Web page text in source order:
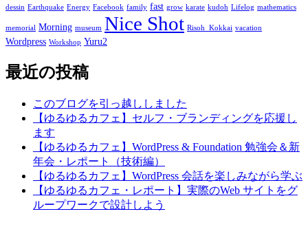
dessin Earthquake Energy Facebook family fast grow karate kudoh Lifelog mathematics
memorial Morning museum Nice Shot Risoh_Kokkai vacation
Wordpress Workshop Yuru2
最近の投稿
このブログを引っ越ししました
【ゆるゆるカフェ】セルフ・ブランディングを応援し
ます
【ゆるゆるカフェ】WordPress & Foundation 勉強会＆新
年会・レポート（技術編）
【ゆるゆるカフェ】WordPress 会話を楽しみながら学ぶ
【ゆるゆるカフェ・レポート】実際のWeb サイトをグ
ループワークで設計しよう